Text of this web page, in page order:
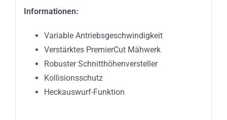
Informationen:
Variable Antriebsgeschwindigkeit
Verstärktes PremierCut Mähwerk
Robuster Schnitthöhenversteller
Kollisionsschutz
Heckauswurf-Funktion